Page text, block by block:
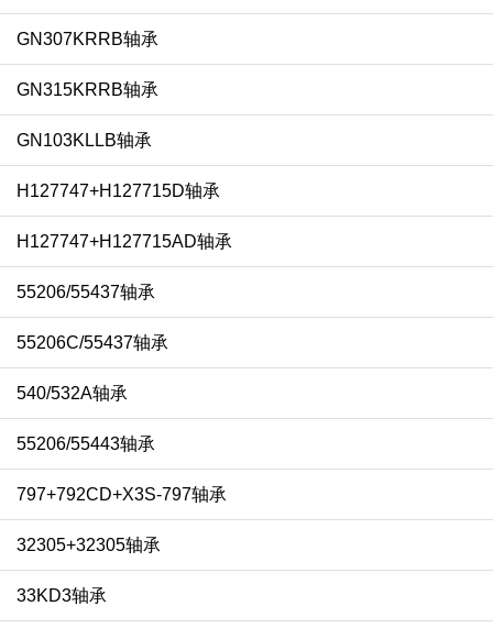
GN307KRRB轴承
GN315KRRB轴承
GN103KLLB轴承
H127747+H127715D轴承
H127747+H127715AD轴承
55206/55437轴承
55206C/55437轴承
540/532A轴承
55206/55443轴承
797+792CD+X3S-797轴承
32305+32305轴承
33KD3轴承